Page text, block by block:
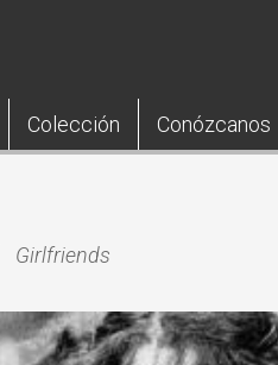
Colección Conózcanos
Girlfriends